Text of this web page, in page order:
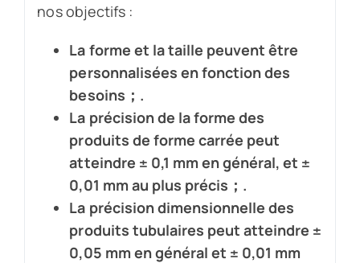
nos objectifs :
La forme et la taille peuvent être
personnalisées en fonction des
besoins；.
La précision de la forme des
produits de forme carrée peut
atteindre ± 0,1 mm en général, et ±
0,01 mm au plus précis；.
La précision dimensionnelle des
produits tubulaires peut atteindre ±
0,05 mm en général et ± 0,01 mm